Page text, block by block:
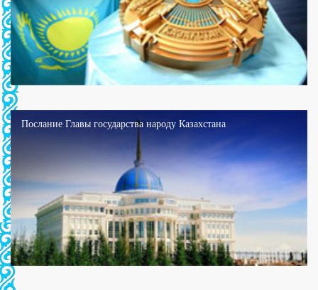
Послание Главы государства народу Казахстана